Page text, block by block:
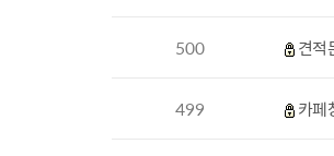
500 견적
499 카페